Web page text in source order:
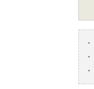
・
・
・